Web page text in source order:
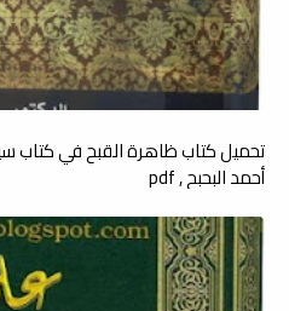
تحميل كتاب ظاهرة القبح في كتاب
أحمد البحبح , pdf